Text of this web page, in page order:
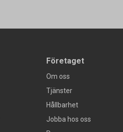
Företaget
Om oss
Tjänster
Hållbarhet
Jobba hos oss